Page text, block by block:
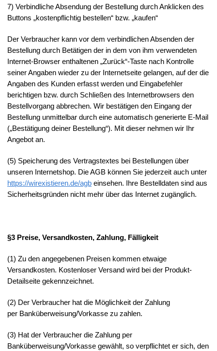
7) Verbindliche Absendung der Bestellung durch Anklicken des
Buttons „kostenpflichtig bestellen“ bzw. „kaufen“
Der Verbraucher kann vor dem verbindlichen Absenden der
Bestellung durch Betätigen der in dem von ihm verwendeten
Internet-Browser enthaltenen „Zurück“-Taste nach Kontrolle
seiner Angaben wieder zu der Internetseite gelangen, auf der die
Angaben des Kunden erfasst werden und Eingabefehler
berichtigen bzw. durch Schließen des Internetbrowsers den
Bestellvorgang abbrechen. Wir bestätigen den Eingang der
Bestellung unmittelbar durch eine automatisch generierte E-Mail
(„Bestätigung deiner Bestellung“). Mit dieser nehmen wir Ihr
Angebot an.
(5) Speicherung des Vertragstextes bei Bestellungen über
unseren Internetshop. Die AGB können Sie jederzeit auch unter
https://wirexistieren.de/agb einsehen. Ihre Bestelldaten sind aus
Sicherheitsgründen nicht mehr über das Internet zugänglich.
§3 Preise, Versandkosten, Zahlung, Fälligkeit
(1) Zu den angegebenen Preisen kommen etwaige
Versandkosten. Kostenloser Versand wird bei der Produkt-
Detailseite gekennzeichnet.
(2) Der Verbraucher hat die Möglichkeit der Zahlung
per Banküberweisung/Vorkasse zu zahlen.
(3) Hat der Verbraucher die Zahlung per
Banküberweisung/Vorkasse gewählt, so verpflichtet er sich, den